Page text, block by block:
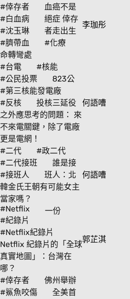
#倖存者
#白血病
#沈玉琳
#臍帶血
#化療
血癌不是
絕症 倖存
者走出生
命轉彎處
李珈彤
#台電
#核能
#公民投票
#第三核能發電廠
#反核
823公
投核三延役
之外應思考的問題： 來
不來電關鍵，除了電廠
更是電網！
何語嘈
#二代
#政二代
#二代接班
#接班人
誰是接
班人：北
韓金氏王朝有可能女主
當家嗎？
何語嘈
#Netflix
#紀錄片
#Netflix紀錄片
一份
Netflix 紀錄片的「全球
真實地圖」：台灣在
哪？
郭芷淇
#倖存者
#鯊魚咬傷
佛州舉辦
全美首